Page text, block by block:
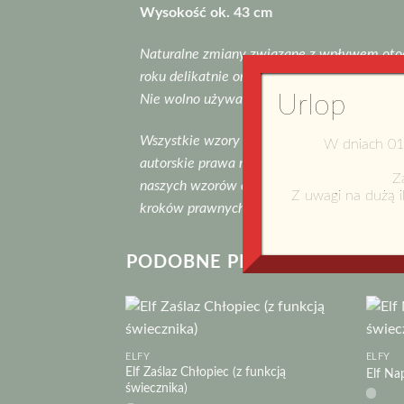
Wysokość ok. 43 cm
Naturalne zmiany związane z wpływem
roku delikatnie omieść z kurzu i
Nie wolno używać żadnych myjek
Wszystkie wzory są zastrzeżone i stanowią
autorskie prawa majątkowe oraz autorskie
naszych wzorów oraz jakichkolwiek
kroków prawnych.
PODOBNE PRODUKTY
ELFY
Elf Zaślaz Chłopiec (z funkcją
świecznika)
ELFY
Elf
Urlop
W dniach
Z uwagi na dużą